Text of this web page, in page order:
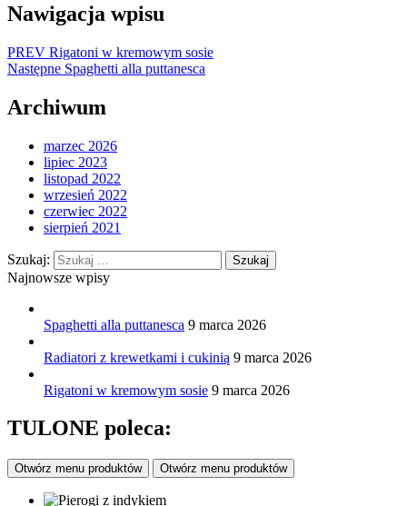
Nawigacja wpisu
PREV Rigatoni w kremowym sosie
Następne Spaghetti alla puttanesca
Archiwum
marzec 2026
lipiec 2023
listopad 2022
wrzesień 2022
czerwiec 2022
sierpień 2021
Szukaj:
Najnowsze wpisy
Spaghetti alla puttanesca 9 marca 2026
Radiatori z krewetkami i cukinią 9 marca 2026
Rigatoni w kremowym sosie 9 marca 2026
TULONE poleca:
Otwórz menu produktów Otwórz menu produktów